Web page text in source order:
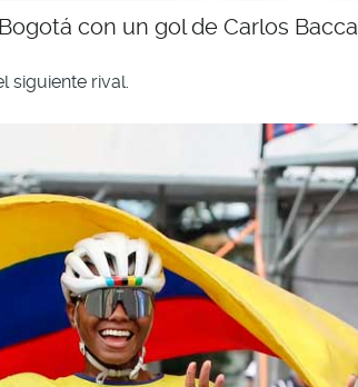
con un gol de Carlos Bacca
siguiente rival.